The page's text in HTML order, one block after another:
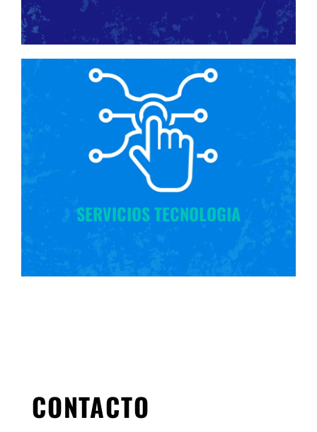
SERVICIOS TECNOLOGIA
CONTACTO